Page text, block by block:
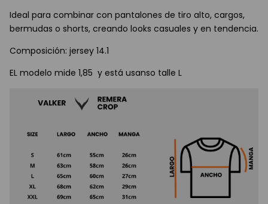
Ideal para combinar con pantalones de tiro alto, cargos,
bermudas o shorts, creando looks casuales y en tendencia.
Composición: jersey 14.1
EL modelo mide 1,85 y está usanso talle L